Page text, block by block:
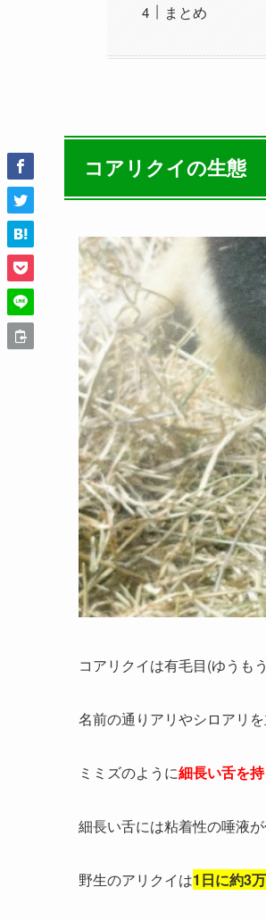
まとめ
コアリクイの生態
コアリクイは有毛目(ゆうも
名前の通りアリやシロアリ
ミミズのように細長い舌を
細長い舌には粘着性の唾液
野生のアリクイは1日に約3